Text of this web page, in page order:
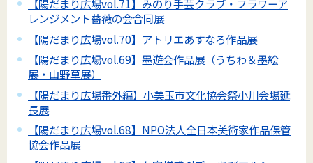
【陽だまり広場vol.71】みのり手芸クラブ・フラワーア
レンジメント薔薇の会合同展
【陽だまり広場vol.70】アトリエあすなろ作品展
【陽だまり広場vol.69】墨遊会作品展（うちわ＆墨絵
展・山野草展）
【陽だまり広場番外編】小美玉市文化協会祭小川会場延
長展
【陽だまり広場vol.68】NPO法人全日本美術家作品保管
協会作品展